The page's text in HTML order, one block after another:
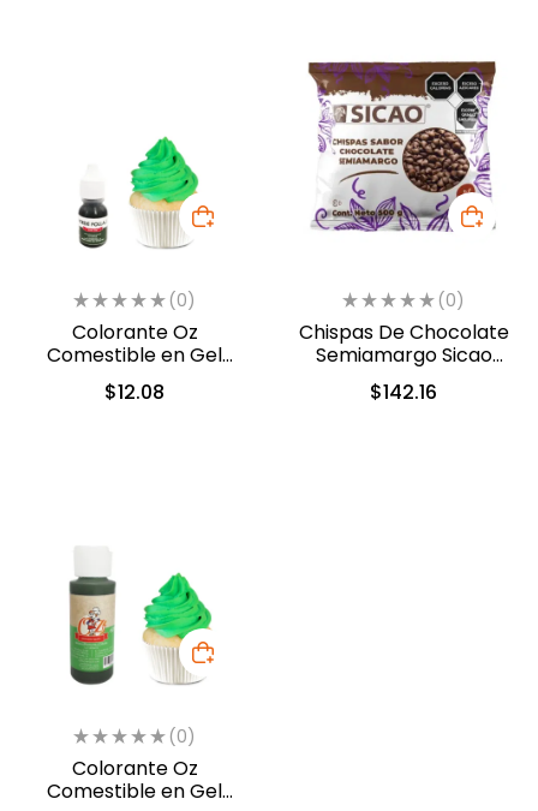
(0)
Colorante Oz
Comestible en Gel
Verde 10ml (554)
$12.08
(0)
Chispas De Chocolate
Semiamargo Sicao
500gr. (2422-A99)
$142.16
(0)
Colorante Oz
Comestible en Gel